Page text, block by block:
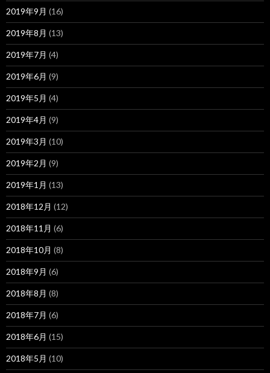
2019年9月 (16)
2019年8月 (13)
2019年7月 (4)
2019年6月 (9)
2019年5月 (4)
2019年4月 (9)
2019年3月 (10)
2019年2月 (9)
2019年1月 (13)
2018年12月 (12)
2018年11月 (6)
2018年10月 (8)
2018年9月 (6)
2018年8月 (8)
2018年7月 (6)
2018年6月 (15)
2018年5月 (10)